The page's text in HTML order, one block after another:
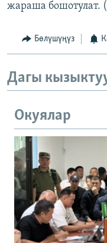
жараша бошотулат.
Бөлүшүңүз
Дагы
Окуялар